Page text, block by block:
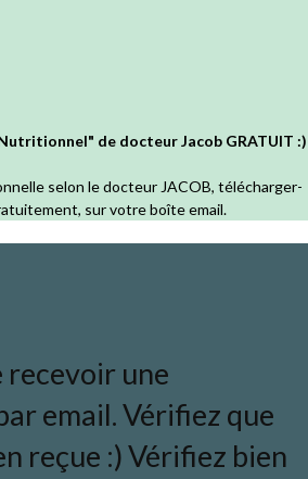
de docteur Jacob GRATUIT :)
selon le docteur JACOB, télécharger-
sur votre boîte email.
recevoir une
email. Vérifiez que
reçue :) Vérifiez bien